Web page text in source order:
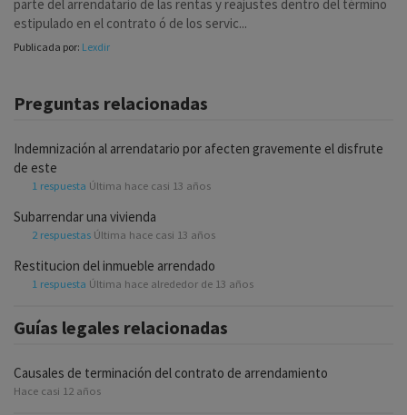
parte del arrendatario de las rentas y reajustes dentro del término
estipulado en el contrato ó de los servic...
Publicada por: Lexdir
Preguntas relacionadas
Indemnización al arrendatario por afecten gravemente el disfrute
de este
1 respuesta Última hace casi 13 años
Subarrendar una vivienda
2 respuestas Última hace casi 13 años
Restitucion del inmueble arrendado
1 respuesta Última hace alrededor de 13 años
Guías legales relacionadas
Causales de terminación del contrato de arrendamiento
Hace casi 12 años